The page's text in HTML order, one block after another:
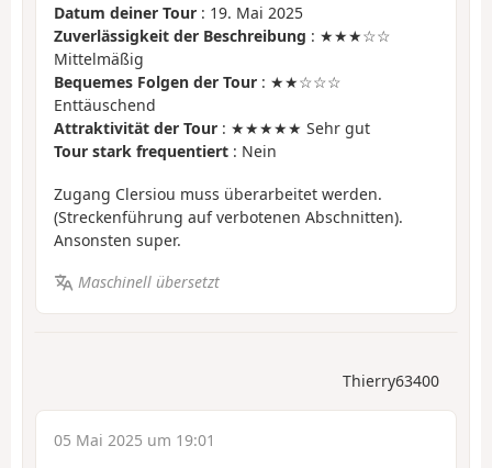
Datum deiner Tour : 19. Mai 2025
Zuverlässigkeit der Beschreibung : ★★★☆☆
Mittelmäßig
Bequemes Folgen der Tour : ★★☆☆☆
Enttäuschend
Attraktivität der Tour : ★★★★★ Sehr gut
Tour stark frequentiert : Nein
Zugang Clersiou muss überarbeitet werden.
(Streckenführung auf verbotenen Abschnitten).
Ansonsten super.
Maschinell übersetzt
Thierry63400
05 Mai 2025 um 19:01